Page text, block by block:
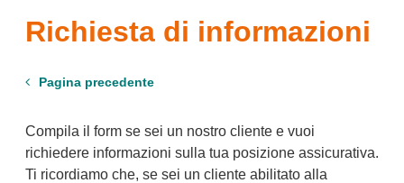
Richiesta di informazioni
Pagina precedente
Compila il form se sei un nostro cliente e vuoi
richiedere informazioni sulla tua posizione assicurativa.
Ti ricordiamo che, se sei un cliente abilitato alla